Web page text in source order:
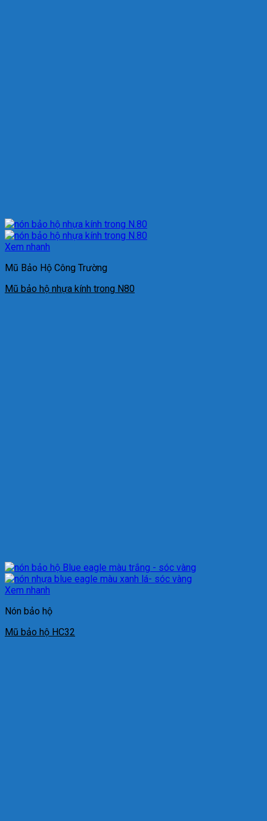
Xem nhanh
Mũ Bảo Hộ Công Trường
Mũ bảo hộ nhựa kính trong N80
Xem nhanh
Nón bảo hộ
Mũ bảo hộ HC32